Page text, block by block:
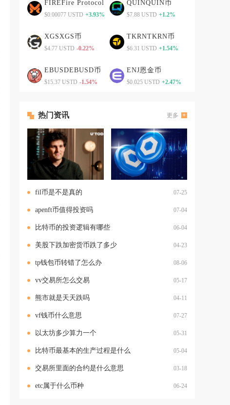
FIREFire Protocol
$0.00077 USTD +3.93%
QUINQUIN币
$7.88 USTD +1.2%
XGSXGS币
$4.77 USTD -0.22%
TKRNTKRN币
$6.31 USTD +1.54%
EBUSDEBUSD币
$15.37 USTD -1.54%
ENJ恩金币
$0.025 USTD +2.47%
热门资讯 更多
fil币是不是真的 07-25
apenft币值得投资吗 07-04
比特币的投资逻辑有哪些 06-04
美股下跌加密货币跌了多少 04-23
tp钱包币转错了怎么办 08-06
vv交易所怎么交易 05-17
熊市就是天天跌吗 04-11
vf钱币什么意思 07-27
以太坊多少算力一个 05-31
比特币最基本的生产过程是什么 05-04
交易所里面的合约是什么意思 03-18
etc属于什么币种 06-24